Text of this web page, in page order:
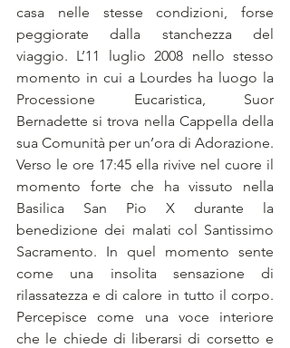
casa nelle stesse condizioni, forse
peggiorate dalla stanchezza del
viaggio. L’11 luglio 2008 nello stesso
momento in cui a Lourdes ha luogo la
Processione Eucaristica, Suor
Bernadette si trova nella Cappella della
sua Comunità per un’ora di Adorazione.
Verso le ore 17:45 ella rivive nel cuore il
momento forte che ha vissuto nella
Basilica San Pio X durante la
benedizione dei malati col Santissimo
Sacramento. In quel momento sente
come una insolita sensazione di
rilassatezza e di calore in tutto il corpo.
Percepisce come una voce interiore
che le chiede di liberarsi di corsetto e